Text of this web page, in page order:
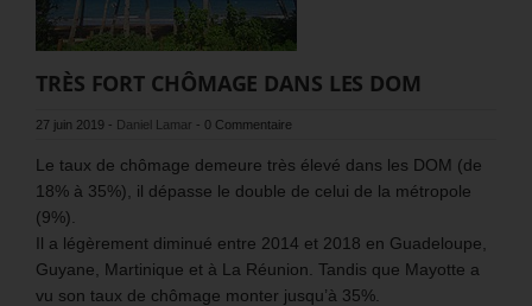
TRÈS FORT CHÔMAGE DANS LES DOM
27 juin 2019 - Daniel Lamar - 0 Commentaire
Le taux de chômage demeure très élevé dans les DOM (de
18% à 35%), il dépasse le double de celui de la métropole
(9%).
Il a légèrement diminué entre 2014 et 2018 en Guadeloupe,
Guyane, Martinique et à La Réunion. Tandis que Mayotte a
vu son taux de chômage monter jusqu’à 35%.